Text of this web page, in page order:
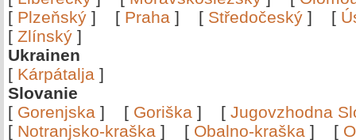
[ Plzeňský ] [ Praha ] [ Středočeský ] [
[ Zlínský ]
Ukrainen
[ Kárpátalja ]
Slovanie
[ Gorenjska ] [ Goriška ] [ Jugovzhodna
[ Notranjsko-kraška ] [ Obalno-kraška ] [